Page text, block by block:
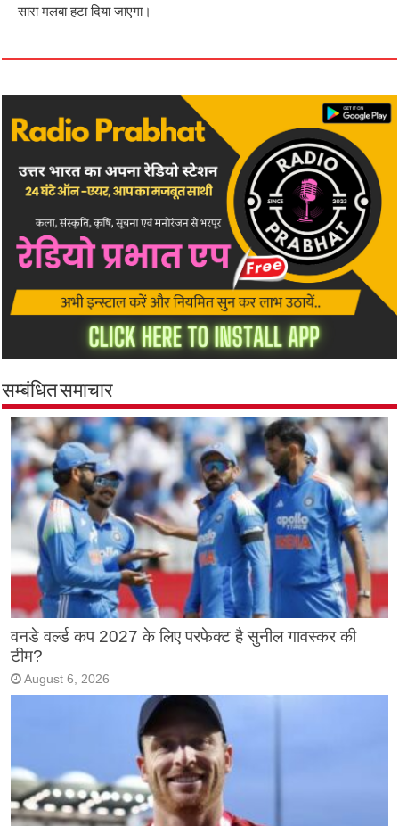
सारा मलबा हटा दिया जाएगा।
सम्बंधित समाचार
वनडे वर्ल्ड कप 2027 के लिए परफेक्ट है सुनील गावस्कर की
टीम?
August 6, 2026